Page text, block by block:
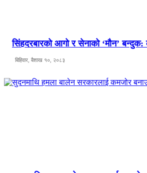
सिंहदरबारको आगो र सेनाको ‘मौन’
बिहिवार, बैशाख १०, २०८३